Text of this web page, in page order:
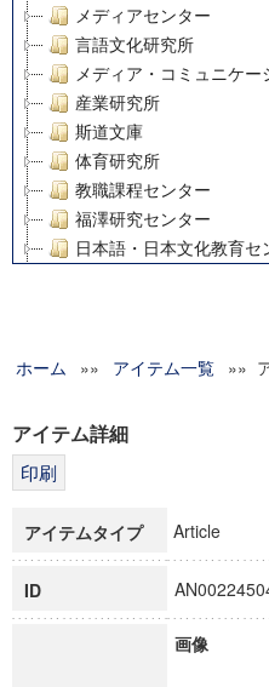
メディアセンター
言語文化研究所
メディア・コミュニケー
産業研究所
斯道文庫
体育研究所
教職課程センター
福澤研究センター
日本語・日本文化教育セ
グローバルリサーチイン
科学研究費補助金研究成
博士課程教育リーディ
ホーム »» アイテム一覧 »»
アイテム詳細
アイテムタイプ Article
ID
画像